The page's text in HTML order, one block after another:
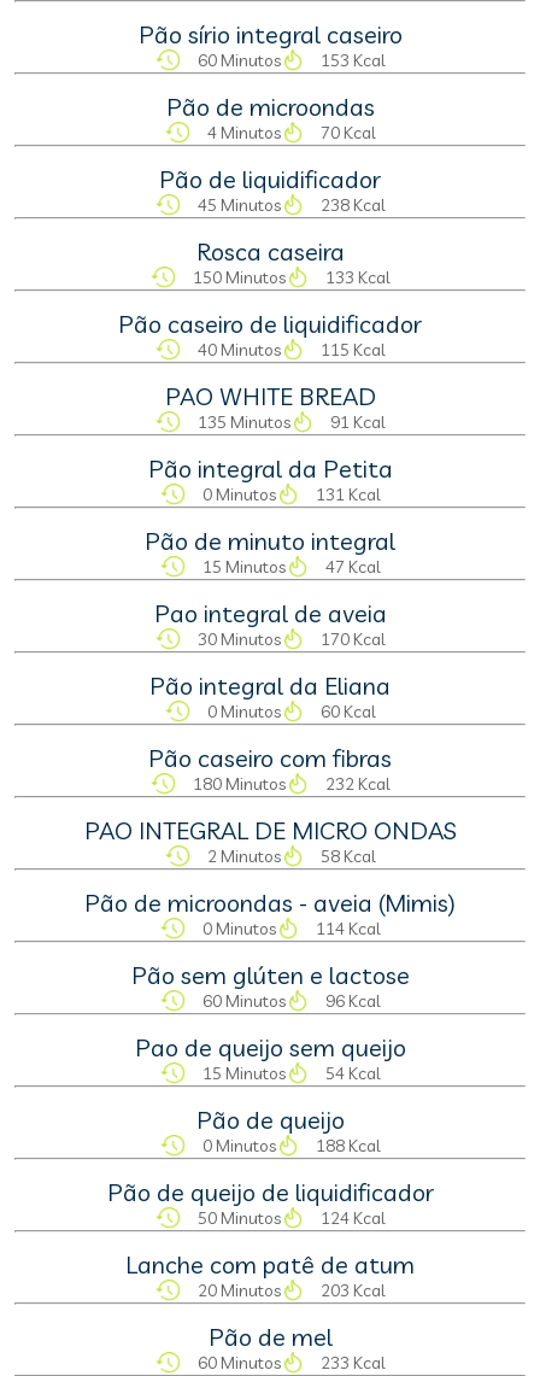
Pão sírio integral caseiro
60 Minutos 153 Kcal
Pão de microondas
4 Minutos 70 Kcal
Pão de liquidificador
45 Minutos 238 Kcal
Rosca caseira
150 Minutos 133 Kcal
Pão caseiro de liquidificador
40 Minutos 115 Kcal
PAO WHITE BREAD
135 Minutos 91 Kcal
Pão integral da Petita
0 Minutos 131 Kcal
Pão de minuto integral
15 Minutos 47 Kcal
Pao integral de aveia
30 Minutos 170 Kcal
Pão integral da Eliana
0 Minutos 60 Kcal
Pão caseiro com fibras
180 Minutos 232 Kcal
PAO INTEGRAL DE MICRO ONDAS
2 Minutos 58 Kcal
Pão de microondas - aveia (Mimis)
0 Minutos 114 Kcal
Pão sem glúten e lactose
60 Minutos 96 Kcal
Pao de queijo sem queijo
15 Minutos 54 Kcal
Pão de queijo
0 Minutos 188 Kcal
Pão de queijo de liquidificador
50 Minutos 124 Kcal
Lanche com patê de atum
20 Minutos 203 Kcal
Pão de mel
60 Minutos 233 Kcal